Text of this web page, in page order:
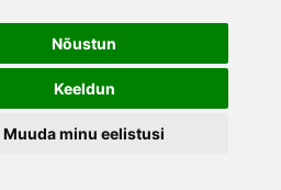
Nõustun
Keeldun
Muuda minu eelistusi